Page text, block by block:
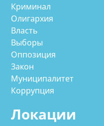
Криминал
Олигархия
Власть
Выборы
Оппозиция
Закон
Муниципалитет
Коррупция
Локации